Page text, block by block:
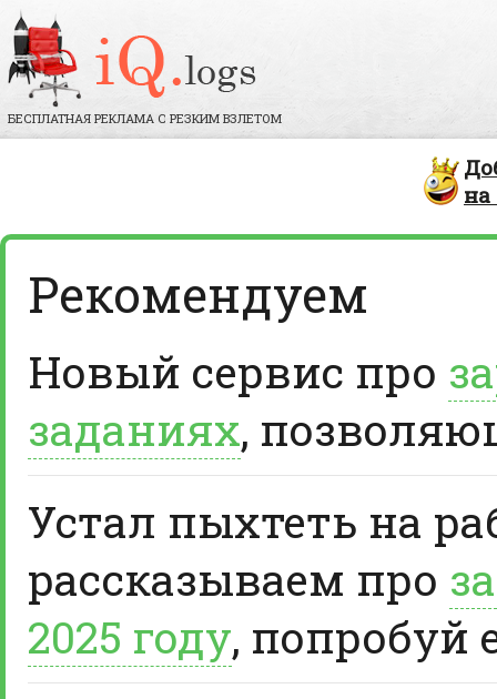
БЕСПЛАТНАЯ РЕКЛАМА С РЕЗКИМ ВЗЛЕТОМ
на
Рекомендуем
Новый сервис про
заданиях,
Устал пыхтеть на
рассказываем про
2025 году, попробуй